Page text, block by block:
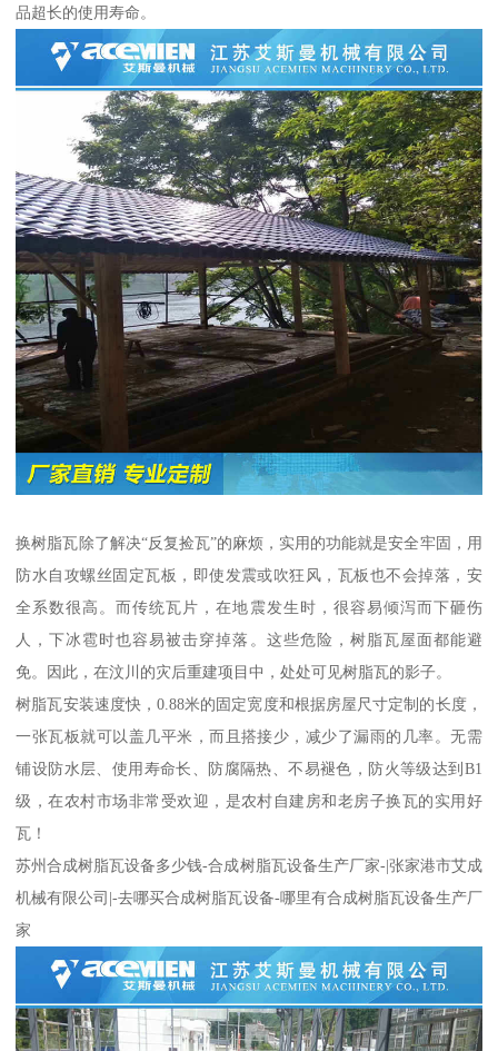
品超长的使用寿命。
换树脂瓦除了解决“反复捡瓦”的麻烦，实用的功能就是安全牢固，用
防水自攻螺丝固定瓦板，即使发震或吹狂风，瓦板也不会掉落，安
全系数很高。而传统瓦片，在地震发生时，很容易倾泻而下砸伤
人，下冰雹时也容易被击穿掉落。这些危险，树脂瓦屋面都能避
免。因此，在汶川的灾后重建项目中，处处可见树脂瓦的影子。
树脂瓦安装速度快，0.88米的固定宽度和根据房屋尺寸定制的长度，
一张瓦板就可以盖几平米，而且搭接少，减少了漏雨的几率。无需
铺设防水层、使用寿命长、防腐隔热、不易褪色，防火等级达到B1
级，在农村市场非常受欢迎，是农村自建房和老房子换瓦的实用好
瓦！
苏州合成树脂瓦设备多少钱-合成树脂瓦设备生产厂家-|张家港市艾成
机械有限公司|-去哪买合成树脂瓦设备-哪里有合成树脂瓦设备生产厂
家